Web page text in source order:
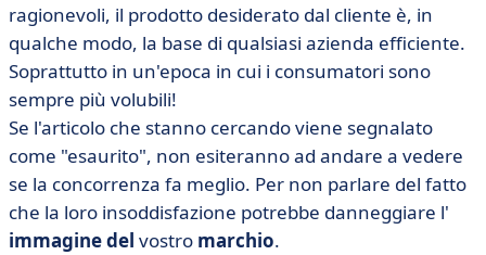
ragionevoli, il prodotto desiderato dal cliente è, in
qualche modo, la base di qualsiasi azienda efficiente.
Soprattutto in un'epoca in cui i consumatori sono
sempre più volubili!
Se l'articolo che stanno cercando viene segnalato
come "esaurito", non esiteranno ad andare a vedere
se la concorrenza fa meglio. Per non parlare del fatto
che la loro insoddisfazione potrebbe danneggiare l'
immagine del vostro marchio.